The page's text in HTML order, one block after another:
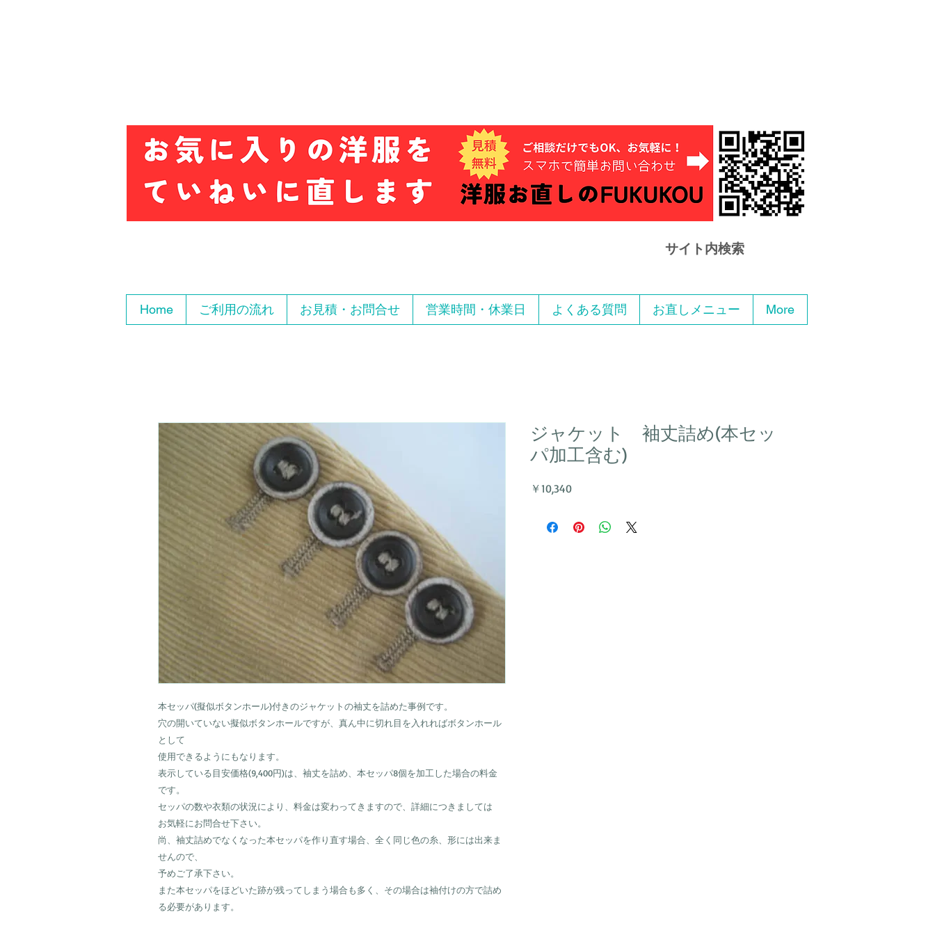
サイト内検索
Home ご利用の流れ お見積・お問合せ 営業時間・休業日 よくある質問 お直しメニュー More
本セッパ(擬似ボタンホール)付きのジャケットの袖丈を詰めた事例です。
穴の開いていない擬似ボタンホールですが、真ん中に切れ目を入れればボタンホール
として
使用できるようにもなります。
表示している目安価格(9,400円)は、袖丈を詰め、本セッパ8個を加工した場合の料金
です。
セッパの数や衣類の状況により、料金は変わってきますので、詳細につきましては
お気軽にお問合せ下さい。
尚、袖丈詰めでなくなった本セッパを作り直す場合、全く同じ色の糸、形には出来ま
せんので、
予めご了承下さい。
また本セッパをほどいた跡が残ってしまう場合も多く、その場合は袖付けの方で詰め
る必要があります。
ジャケット 袖丈詰め(本セッ
パ加工含む)
￥10,340価